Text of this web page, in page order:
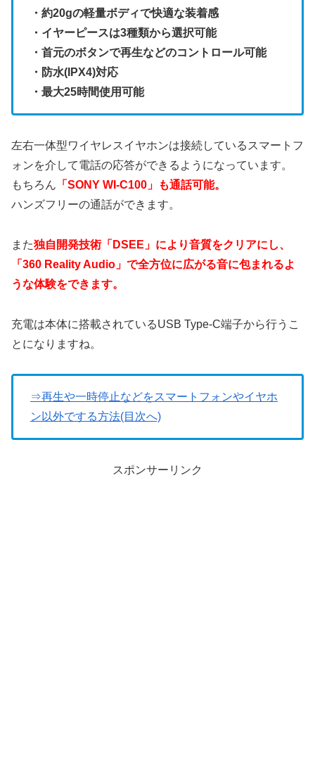
・約20gの軽量ボディで快適な装着感
・イヤーピースは3種類から選択可能
・首元のボタンで再生などのコントロール可能
・防水(IPX4)対応
・最大25時間使用可能
左右一体型ワイヤレスイヤホンは接続しているスマートフ
ォンを介して電話の応答ができるようになっています。
もちろん 「SONY WI-C100」も通話可能。
ハンズフリーの通話ができます。
また独自開発技術「DSEE」により音質をクリアにし、
「360 Reality Audio」で全方位に広がる音に包まれるよ
うな体験をできます。
充電は本体に搭載されているUSB Type-C端子から行うこ
とになりますね。
⇒再生や一時停止などをスマートフォンやイヤホ
ン以外でする方法(目次へ)
スポンサーリンク